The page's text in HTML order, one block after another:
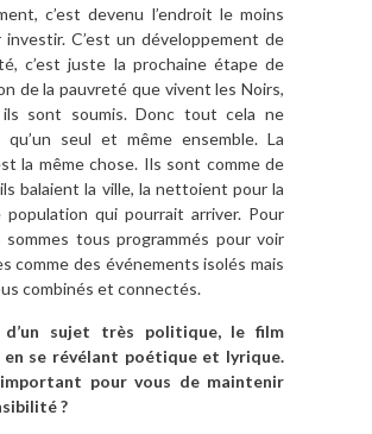
c’est devenu l’endroit le moins
investir. C’est un développement de
c’est juste la prochaine étape de
de la pauvreté que vivent les Noirs,
ils sont soumis. Donc tout cela ne
qu’un seul et même ensemble. La
la même chose. Ils sont comme de
balaient la ville, la nettoient pour la
population qui pourrait arriver. Pour
sommes tous programmés pour voir
comme des événements isolés mais
combinés et connectés.
sujet très politique, le film
en se révélant poétique et lyrique.
pour vous de maintenir
?